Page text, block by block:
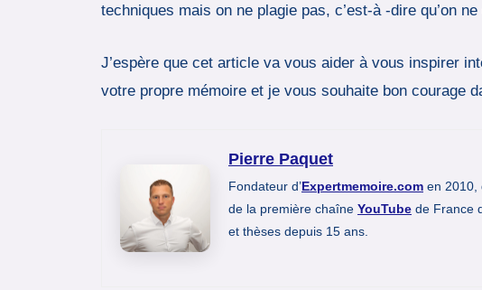
techniques mais on ne plagie pas, c’est-à -dire qu’on
J’espère que cet article va vous aider à vous inspirer
votre propre mémoire et je vous souhaite bon courage
Pierre Paquet
Fondateur d’Expertmemoire.com en 2010,
de la première chaîne YouTube de France
et thèses depuis 15 ans.